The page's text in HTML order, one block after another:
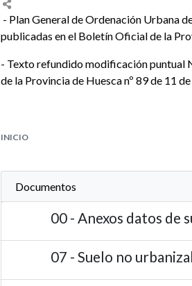
- Plan General de Ordenación Urbana
publicadas en el Boletín Oficial de la
- Texto refundido modificación puntual
de la Provincia de Huesca nº 89 de 11
INICIO
Documentos
00 - Anexos datos de
07 - Suelo no